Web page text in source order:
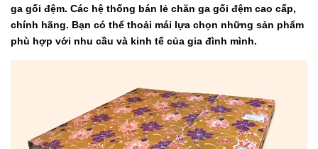
ga gối đệm. Các hệ thống bán lẻ chăn ga gối đệm cao cấp,
chính hãng. Bạn có thể thoải mái lựa chọn những sản phẩm
phù hợp với nhu cầu và kinh tế của gia đình mình.